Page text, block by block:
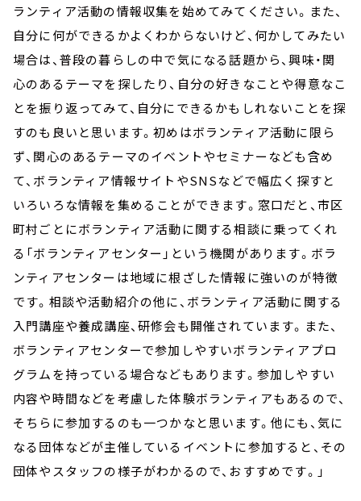
ランティア活動の情報収集を始めてみてください。また、
自分に何ができるかよくわからないけど、何かしてみたい
場合は、普段の暮らしの中で気になる話題から、興味・関
心のあるテーマを探したり、自分の好きなことや得意なこ
とを振り返ってみて、自分にできるかもしれないことを探
すのも良いと思います。初めはボランティア活動に限ら
ず、関心のあるテーマのイベントやセミナーなども含め
て、ボランティア情報サイトやSNSなどで幅広く探すと
いろいろな情報を集めることができます。窓口だと、市区
町村ごとにボランティア活動に関する相談に乗ってくれ
る「ボランティアセンター」という機関があります。ボラ
ンティアセンターは地域に根ざした情報に強いのが特徴
です。相談や活動紹介の他に、ボランティア活動に関する
入門講座や養成講座、研修会も開催されています。また、
ボランティアセンターで参加しやすいボランティアプロ
グラムを持っている場合などもあります。参加しやすい
内容や時間などを考慮した体験ボランティアもあるので、
そちらに参加するのも一つかなと思います。他にも、気に
なる団体などが主催しているイベントに参加すると、その
団体やスタッフの様子がわかるので、おすすめです。」